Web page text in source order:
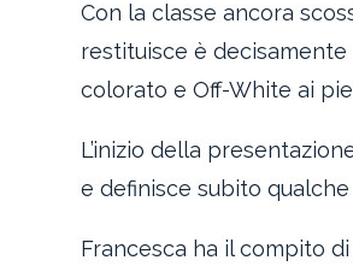
Con la classe ancora
restituisce è
colorato e Off-White ai
L’inizio della
e definisce subito
Francesca ha il compito